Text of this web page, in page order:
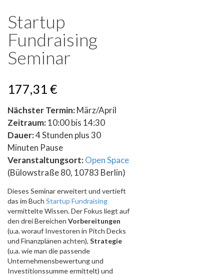
Startup
Fundraising
Seminar
177,31 €
Nächster Termin:März/April
Zeitraum:10:00 bis 14:30
Dauer:4 Stunden plus 30
Minuten Pause
Veranstaltungsort:Open Space
(Bülowstraße 80, 10783 Berlin)
Dieses Seminar erweitert und vertieft
das im Buch Startup Fundraising
vermittelte Wissen. Der Fokus liegt auf
den drei Bereichen Vorbereitungen
(u.a. worauf Investoren in Pitch Decks
und Finanz­plänen achten), Strategie
(u.a. wie man die passende
Unternehmens­bewertung und
Investitions­summe ermittelt) und